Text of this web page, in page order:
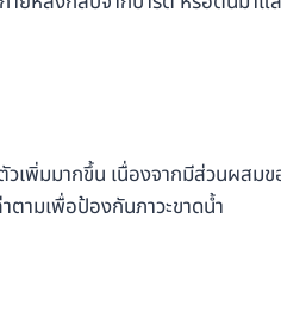
เพิ่มมากขึ้น เนื่องจากมีส่วนผสม
ตามเพื่อป้องกันภาวะขาดน้ำ